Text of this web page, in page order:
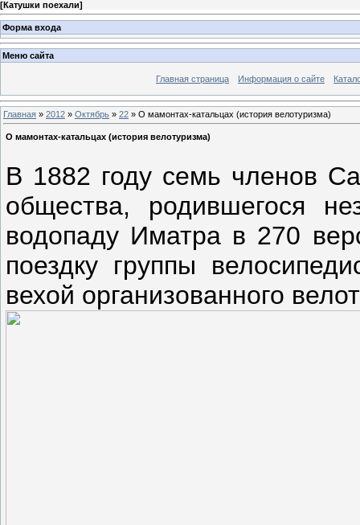
[Катушки поехали]
Форма входа
Меню сайта
Главная страница Информация о сайте
Главная » 2012 » Октябрь » 22 » О мамонтах-катальцах (история велотуризма)
О мамонтах-катальцах (история велотуризма)
В 1882 году семь членов
общества, родившегося
водопаду Иматра в 270
поездку группы
вехой организованного